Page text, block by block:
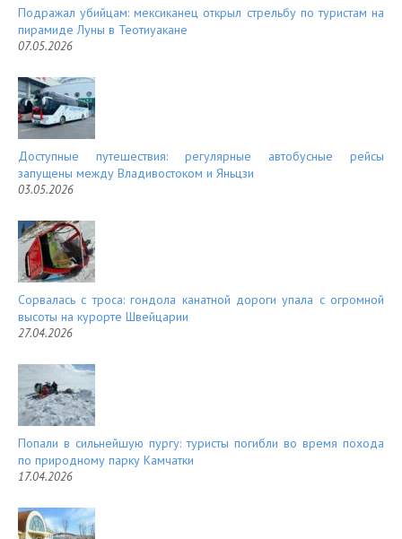
Подражал убийцам: мексиканец открыл стрельбу по туристам на
пирамиде Луны в Теотиуакане
07.05.2026
Доступные путешествия: регулярные автобусные рейсы
запущены между Владивостоком и Яньцзи
03.05.2026
Сорвалась с троса: гондола канатной дороги упала с огромной
высоты на курорте Швейцарии
27.04.2026
Попали в сильнейшую пургу: туристы погибли во время похода
по природному парку Камчатки
17.04.2026